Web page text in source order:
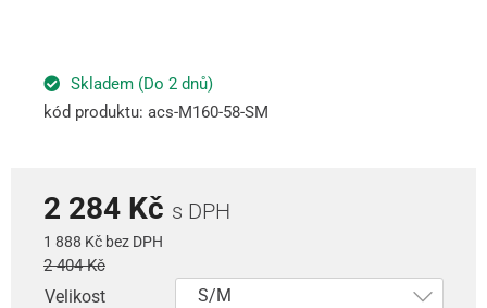
Skladem (Do 2 dnů)
kód produktu: acs-M160-58-SM
2 284 Kč s DPH
1 888 Kč bez DPH
2 404 Kč
Velikost